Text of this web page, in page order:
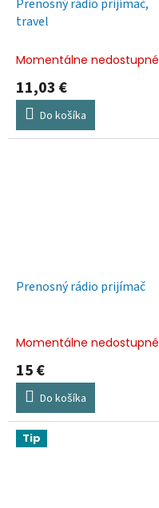
Prenosný rádio prijímač,
travel
Momentálne nedostupné
11,03 €
Do košíka
Prenosný rádio prijímač
Momentálne nedostupné
15 €
Do košíka
Tip